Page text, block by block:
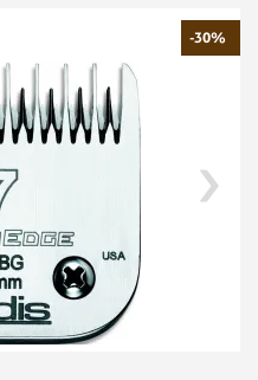
-30%